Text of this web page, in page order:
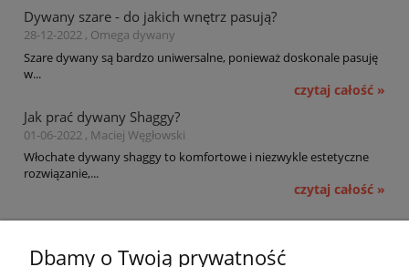
Dywany szare - do jakich wnętrz pasują?
28-12-2022 , Omega dywany
Szare dywany są bardzo uniwersalne, ponieważ doskonale pasuję
w...
czytaj całość »
Jak prać dywany Shaggy?
01-06-2022 , Maciej Węgłowski
Włochate dywany shaggy to komfortowe i niezwykle estetyczne
rozwiązanie,...
czytaj całość »
Dbamy o Twoją prywatność